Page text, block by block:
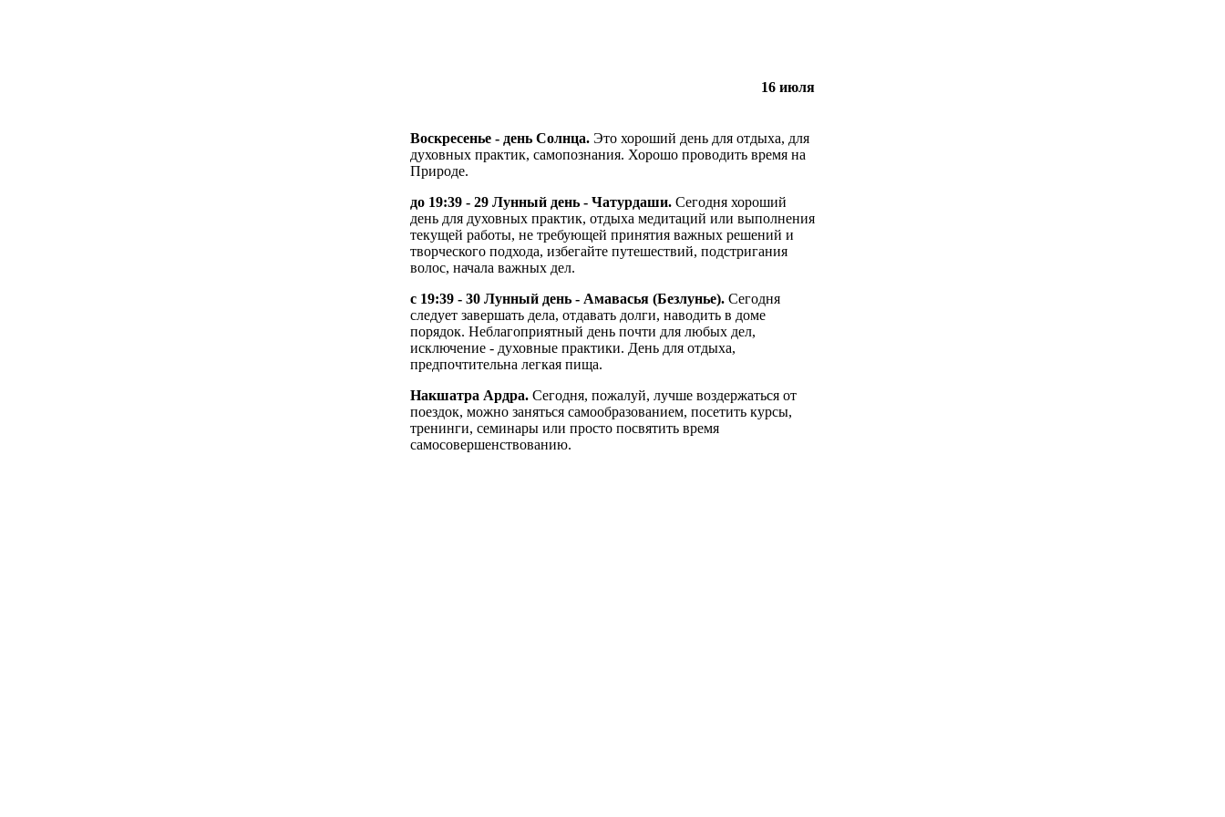
16 июля
Воскресенье - день Солнца.Это хороший день для отдыха, для
духовных практик, самопознания. Хорошо проводить время на
Природе.
до 19:39 - 29 Лунный день - Чатурдаши.Сегодня хороший
день для духовных практик, отдыха медитаций или выполнения
текущей работы, не требующей принятия важных решений и
творческого подхода, избегайте путешествий, подстригания
волос, начала важных дел.
с 19:39 - 30 Лунный день - Амавасья (Безлунье).Сегодня
следует завершать дела, отдавать долги, наводить в доме
порядок. Неблагоприятный день почти для любых дел,
исключение - духовные практики. День для отдыха,
предпочтительна легкая пища.
Накшатра Ардра.Сегодня, пожалуй, лучше воздержаться от
поездок, можно заняться самообразованием, посетить курсы,
тренинги, семинары или просто посвятить время
самосовершенствованию.